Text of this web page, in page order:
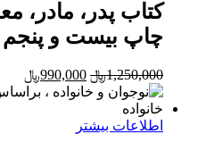
کتاب پدر، مادر،
چاپ بیست و پنجم
1,250,000﷼ Original
price
1,250,000﷼.
990,000﷼
price
اطلاعات بیشتر